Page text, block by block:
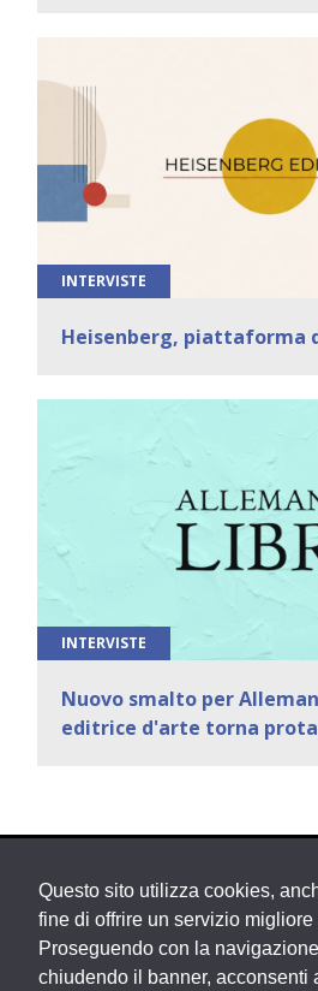
Questo sito utilizza cookies,
fine di offrire un servizio migliore
Proseguendo con la
chiudendo il banner, acconsenti
INTERVISTE
Heisenberg, piattaforma
INTERVISTE
Nuovo smalto per
editrice d'arte torna